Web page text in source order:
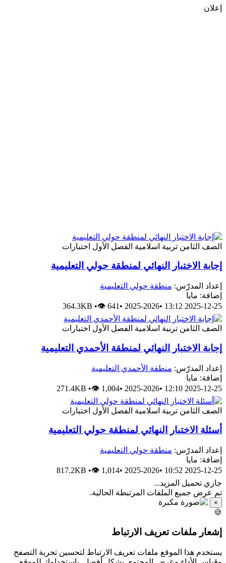
الثامن تربية اسلامية الفصل الأول اختبارات
الاختبار النهائي لمنطقة حولي التعليمية
المدرّس: منطقة حولي التعليمية
مايا
2025-12-25
•
2025-2026
•
364.3KB •👁 641
الثامن تربية اسلامية الفصل الأول اختبارات
الاختبار النهائي لمنطقة الأحمدي التعليمية
المدرّس: منطقة الأحمدي التعليمية
مايا
2025-12-25
•
2025-2026
•
271.4KB •👁 1,004
الثامن تربية اسلامية الفصل الأول اختبارات
الاختبار النهائي لمنطقة حولي التعليمية
المدرّس: منطقة حولي التعليمية
مايا
2025-12-25
•
2025-2026
•
817.2KB •👁 1,014
تحميل المزيد...
عرض جميع الملفات المرتبطة الحالية.
ملفات تعريف الارتباط
هذا الموقع ملفات تعريف الارتباط لتحسين تجربة التصفح